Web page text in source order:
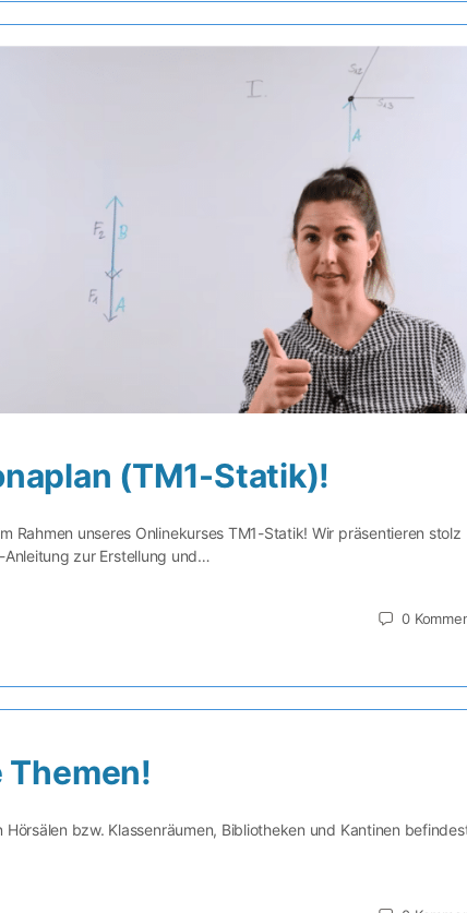
(TM1-Statik)!
Rahmen unseres Onlinekurses TM1-Statik! Wir präsentieren stolz
zur Erstellung und…
0
bzw. Klassenräumen, Bibliotheken und Kantinen